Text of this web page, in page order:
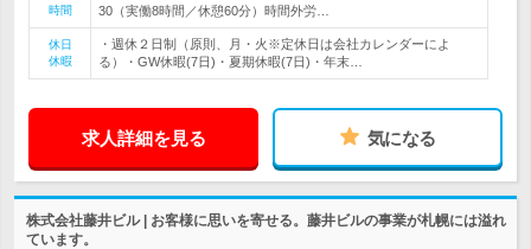
時間 30（実働8時間／休憩60分）時間外労…
休日
休暇
・週休２日制（原則、月・火※定休日は会社カレンダーによ
る）・GW休暇(7日)・夏期休暇(7日)・年末…
求人詳細を見る 気になる
株式会社藤井ビル | お客様に思いを寄せる。藤井ビルの事業が札幌には溢れ
ています。